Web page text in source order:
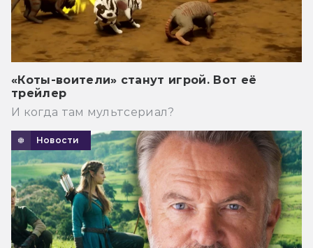
«Коты-воители» станут игрой. Вот её
трейлер
И когда там мультсериал?
Новости